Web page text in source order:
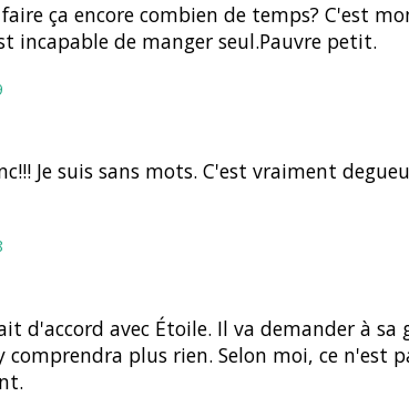
ça encore combien de temps? C'est
incapable de manger seul.Pauvre petit.
Je suis sans mots. C'est vraiment
d'accord avec Étoile. Il va demander à sa
plus rien. Selon moi, ce n'est